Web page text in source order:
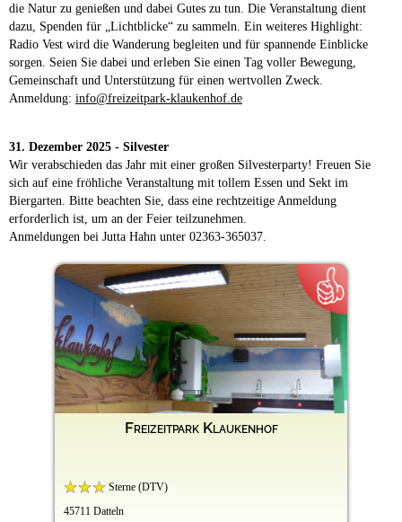
die Natur zu genießen und dabei Gutes zu tun. Die Veranstaltung dient
dazu, Spenden für „Lichtblicke“ zu sammeln. Ein weiteres Highlight:
Radio Vest wird die Wanderung begleiten und für spannende Einblicke
sorgen. Seien Sie dabei und erleben Sie einen Tag voller Bewegung,
Gemeinschaft und Unterstützung für einen wertvollen Zweck.
Anmeldung: info@freizeitpark-klaukenhof.de
31. Dezember 2025 - Silvester
Wir verabschieden das Jahr mit einer großen Silvesterparty! Freuen Sie
sich auf eine fröhliche Veranstaltung mit tollem Essen und Sekt im
Biergarten. Bitte beachten Sie, dass eine rechtzeitige Anmeldung
erforderlich ist, um an der Feier teilzunehmen.
Anmeldungen bei Jutta Hahn unter 02363-365037.
Freizeitpark Klaukenhof
Sterne (DTV)
45711 Datteln